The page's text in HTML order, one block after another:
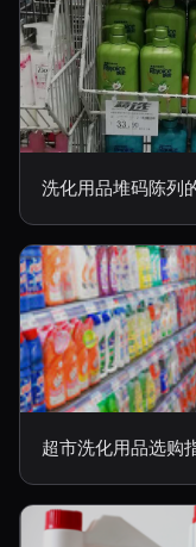
洗化用品堆码陈列
超市洗化用品选购